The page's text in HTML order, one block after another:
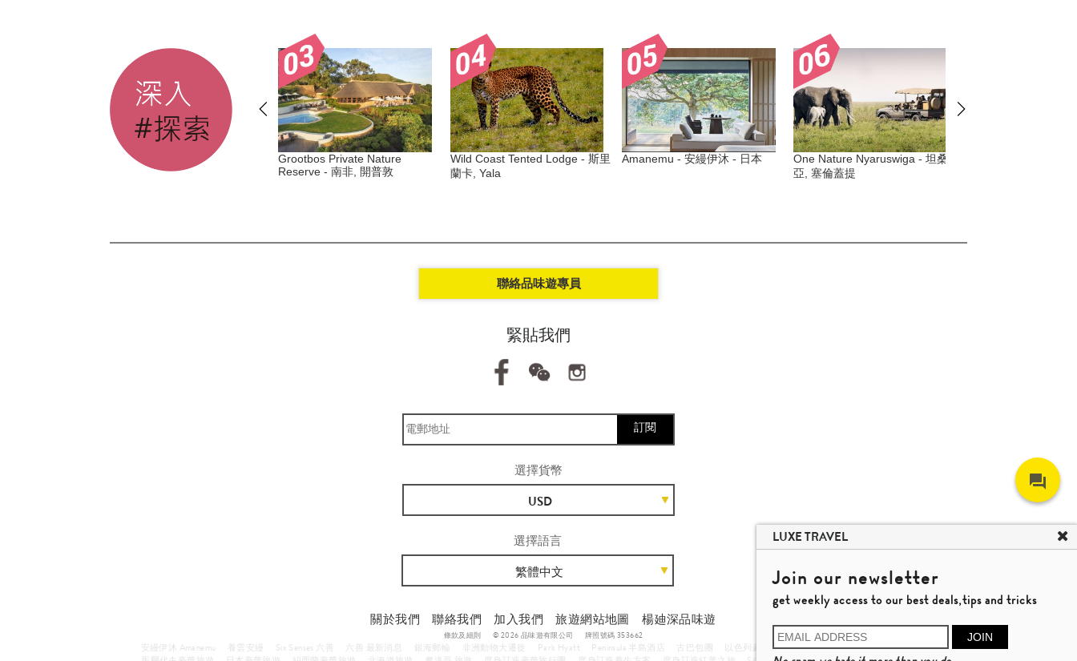
Six Senses Duxton - 新加坡, 丹
Grootbos Private Nature
Reserve - 南非, 開普敦
Wild Coast Tented Lodge - 斯里
蘭卡, Yala
Amanemu - 安縵伊沐 - 日本
One Nature Nyaruswiga - 坦桑尼
亞, 塞倫蓋提
聯絡品味遊專員
緊貼我們
訂閱
選擇貨幣
USD
選擇語言
繁體中文
關於我們 聯絡我們 加入我們 旅遊網站地圖 楊廸深品味遊
條款及細則 © 2026 品味遊有限公司 牌照號碼 353662
安縵伊沐 Amanemu 養雲安縵 Six Senses 六善 六善 最新消息 銀海郵輪 非洲動物大遷徙 Park Hyatt Peninsula 半島酒店 古巴包團 以色列豪華旅行團 越南旅遊 芽莊 旅遊
峴港 旅遊
LUXE TRAVEL
Join our newsletter
get weekly access to our best deals,tips and tricks
JOIN